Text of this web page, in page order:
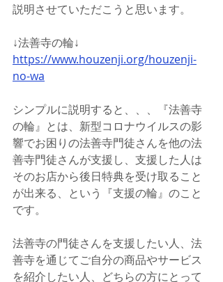
説明させていただこうと思います。
↓法善寺の輪↓
https://www.houzenji.org/houzenji-
no-wa
シンプルに説明すると、、、『法善寺
の輪』とは、新型コロナウイルスの影
響でお困りの法善寺門徒さんを他の法
善寺門徒さんが支援し、支援した人は
そのお店から後日特典を受け取ること
が出来る、という『支援の輪』のこと
です。
法善寺の門徒さんを支援したい人、法
善寺を通じてご自分の商品やサービス
を紹介したい人、どちらの方にとって